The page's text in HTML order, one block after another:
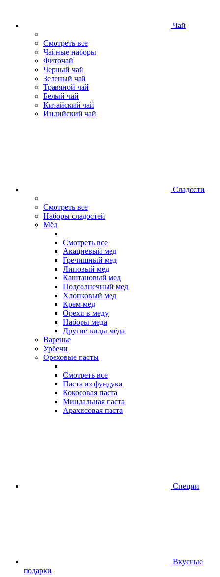
Чай
Смотреть все
Чайные наборы
Фиточай
Черный чай
Зеленый чай
Травяной чай
Белый чай
Китайский чай
Индийский чай
Сладости
Смотреть все
Наборы сладостей
Мёд
Смотреть все
Акациевый мед
Гречишный мед
Липовый мед
Каштановый мед
Подсолнечный мед
Хлопковый мед
Крем-мед
Орехи в меду
Наборы меда
Другие виды мёда
Варенье
Урбечи
Ореховые пасты
Смотреть все
Паста из фундука
Кокосовая паста
Миндальная паста
Арахисовая паста
Специи
Вкусные
подарки